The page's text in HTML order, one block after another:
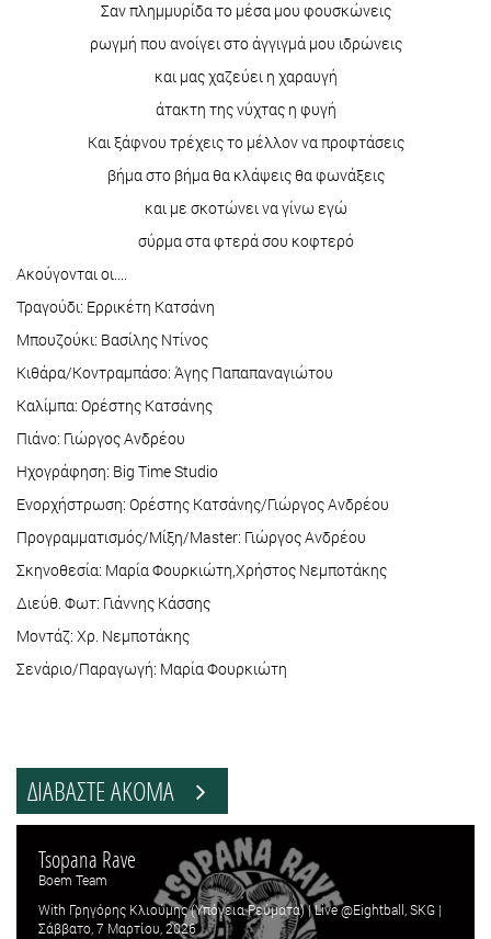
Σαν πλημμυρίδα το μέσα μου φουσκώνεις
ρωγμή που ανοίγει στο άγγιγμά μου ιδρώνεις
και μας χαζεύει η χαραυγή
άτακτη της νύχτας η φυγή
Και ξάφνου τρέχεις το μέλλον να προφτάσεις
βήμα στο βήμα θα κλάψεις θα φωνάξεις
και με σκοτώνει να γίνω εγώ
σύρμα στα φτερά σου κοφτερό
Ακούγονται οι....
Τραγούδι: Ερρικέτη Κατσάνη
Μπουζούκι: Βασίλης Ντίνος
Κιθάρα/Κοντραμπάσο: Άγης Παπαπαναγιώτου
Καλίμπα: Ορέστης Κατσάνης
Πιάνο: Γιώργος Ανδρέου
Ηχογράφηση: Big Time Studio
Ενορχήστρωση: Ορέστης Κατσάνης/Γιώργος Ανδρέου
Προγραμματισμός/Μίξη/Master: Γιώργος Ανδρέου
Σκηνοθεσία: Μαρία Φουρκιώτη,Χρήστος Νεμποτάκης
Διεύθ. Φωτ: Γιάννης Κάσσης
Μοντάζ: Χρ. Νεμποτάκης
Σενάριο/Παραγωγή: Μαρία Φουρκιώτη
ΔΙΑΒΑΣΤΕ ΑΚΟΜΑ
Tsopana Rave
Boem Team
With Γρηγόρης Κλιούμης (Υπόγεια Ρεύματα) | Live @Eightball, SKG |
Σάββατο, 7 Μαρτίου, 2026